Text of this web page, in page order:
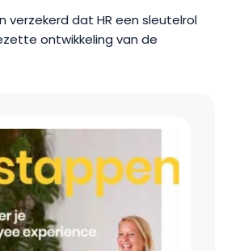
verzekerd dat HR een sleutelrol
ontwikkeling van de